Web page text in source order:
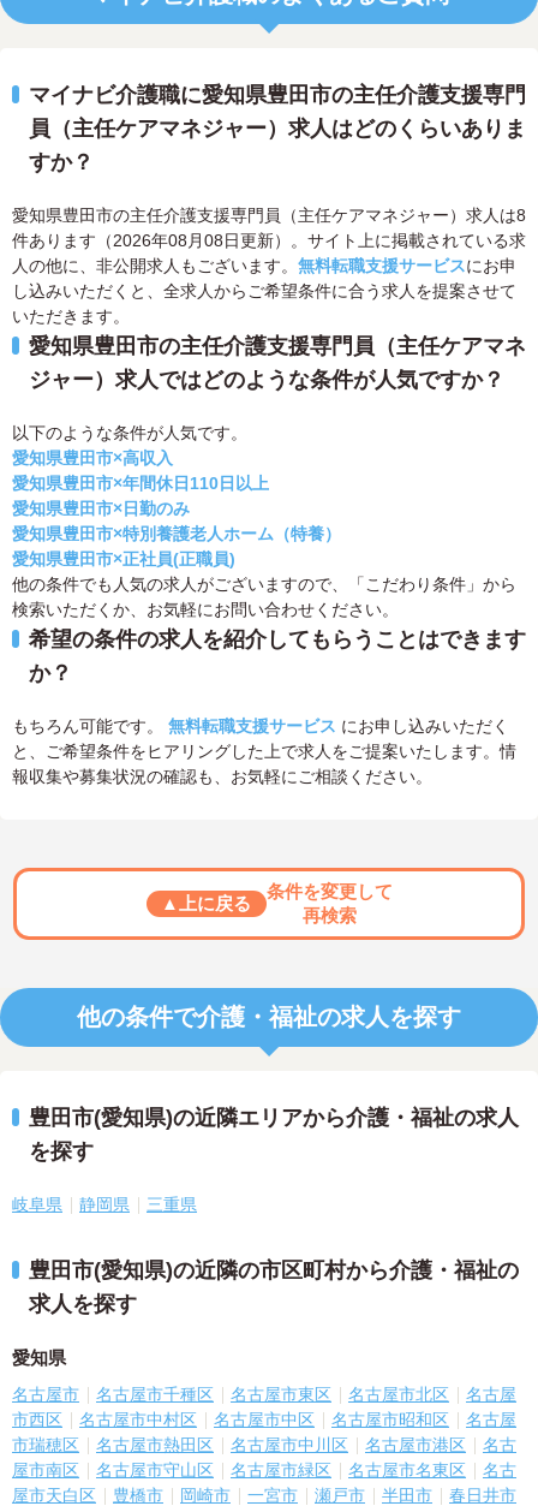
マイナビ介護職に愛知県豊田市の主任介護支援専門
員（主任ケアマネジャー）求人はどのくらいありま
すか？
愛知県豊田市の主任介護支援専門員（主任ケアマネジャー）求人は8
件あります（2026年08月08日更新）。サイト上に掲載されている求
人の他に、非公開求人もございます。 無料転職支援サービスにお申
し込みいただくと、全求人からご希望条件に合う求人を提案させて
いただきます。
愛知県豊田市の主任介護支援専門員（主任ケアマネ
ジャー）求人ではどのような条件が人気ですか？
以下のような条件が人気です。
愛知県豊田市×高収入
愛知県豊田市×年間休日110日以上
愛知県豊田市×日勤のみ
愛知県豊田市×特別養護老人ホーム（特養）
愛知県豊田市×正社員(正職員)
他の条件でも人気の求人がございますので、「こだわり条件」から
検索いただくか、お気軽にお問い合わせください。
希望の条件の求人を紹介してもらうことはできます
か？
もちろん可能です。 無料転職支援サービス にお申し込みいただく
と、ご希望条件をヒアリングした上で求人をご提案いたします。情
報収集や募集状況の確認も、お気軽にご相談ください。
▲上に戻る
条件を変更して
再検索
他の条件で介護・福祉の求人を探す
豊田市(愛知県)の近隣エリアから介護・福祉の求人
を探す
岐阜県 静岡県 三重県
豊田市(愛知県)の近隣の市区町村から介護・福祉の
求人を探す
愛知県
名古屋市 名古屋市千種区 名古屋市東区 名古屋市北区
名古屋
市西区
名古屋市中村区 名古屋市中区 名古屋市昭和区
名古屋
市瑞穂区
名古屋市熱田区 名古屋市中川区 名古屋市港区
名古
屋市南区
名古屋市守山区 名古屋市緑区 名古屋市名東区
名古
屋市天白区
豊橋市 岡崎市 一宮市 瀬戸市 半田市
春日井市